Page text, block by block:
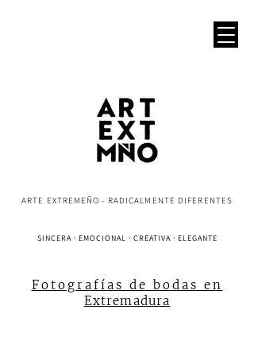
ARTE EXTREMEÑO - RADICALMENTE DIFERENTES
SINCERA · EMOCIONAL · CREATIVA · ELEGANTE
Fotografías de bodas en
Extremadura